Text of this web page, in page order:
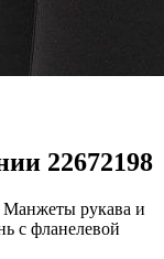
22672198
рукава и
с фланелевой